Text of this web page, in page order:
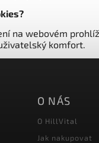
na webovém
komfort.
O NÁS
O HillVital
Jak nakupovat